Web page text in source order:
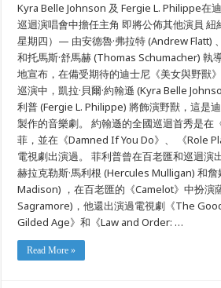
士
尼
《美
女
與
野
獸》
回
歸
——
迎
的
貝
兒
與
野
Kyra Belle Johnson 及 Fergie L. Philippe在
巡迴演唱會中擔任主角 即將公佈其他演員 紐
星期四）— 由安德魯·弗拉特 (Andrew Flatt)
和托馬斯·舒馬赫 (Thomas Schumacher) 執
地宣布，在備受期待的迪士尼《美女與野獸
巡演中，凱拉·貝爾·約翰遜 (Kyra Belle
利普 (Fergie L. Philippe) 將飾演野獸，這是
製作的音樂劇。 約翰遜的全國巡迴首秀是在
菲，並在《Damned If You Do》、 《Role
電視劇出演過。 菲利普曾在百老匯和巡迴演
赫拉克勒斯·馬利根 (Hercules Mulligan) 和詹
Madison) ，在百老匯的《Camelot》中扮演
Sagramore)，他還出演過電視劇《The
Gilded Age》和《Law and Order: …
Read More »